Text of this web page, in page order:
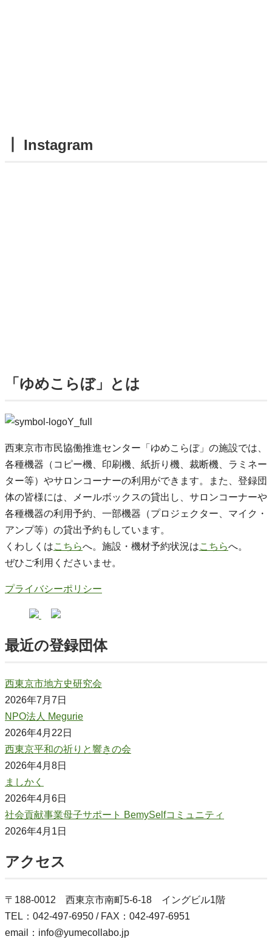
┃ Instagram
「ゆめこらぼ」とは
西東京市市民協働推進センター「ゆめこらぼ」の施設では、
各種機器（コピー機、印刷機、紙折り機、裁断機、ラミネー
ター等）やサロンコーナーの利用ができます。また、登録団
体の皆様には、メールボックスの貸出し、サロンコーナーや
各種機器の利用予約、一部機器（プロジェクター、マイク・
アンプ等）の貸出予約もしています。
くわしくはこちらへ。施設・機材予約状況はこちらへ。
ぜひご利用くださいませ。
プライバシーポリシー
最近の登録団体
西東京市地方史研究会
2026年7月7日
NPO法人 Megurie
2026年4月22日
西東京平和の祈りと響きの会
2026年4月8日
ましかく
2026年4月6日
社会貢献事業母子サポート BemySelfコミュニティ
2026年4月1日
アクセス
〒188-0012 西東京市南町5-6-18 イングビル1階
TEL：042-497-6950 / FAX：042-497-6951
email：info@yumecollabo.jp